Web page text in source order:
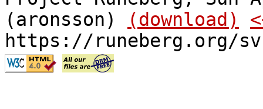
(aronsson)
(download)
https://runeberg.org/